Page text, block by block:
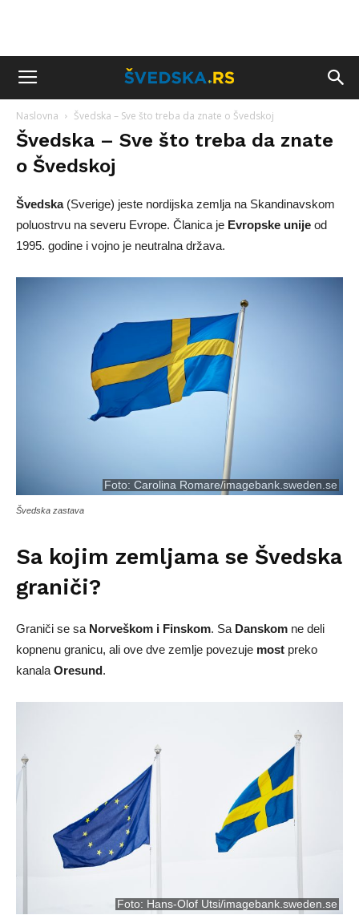
Naslovna Švedska – Sve što treba da znate o Švedskoj
Švedska – Sve što treba da znate
o Švedskoj
Švedska(Sverige) jeste nordijska zemlja na Skandinavskom
poluostrvu na severu Evrope. Članica je Evropske unije od
1995. godine i vojno je neutralna država.
Foto: Carolina Romare/imagebank.sweden.se
Švedska zastava
Sa kojim zemljama se Švedska
graniči?
Graniči se sa Norveškom i Finskom. Sa Danskom ne deli
kopnenu granicu, ali ove dve zemlje povezuje most preko
kanala Oresund.
Foto: Hans-Olof Utsi/imagebank.sweden.se